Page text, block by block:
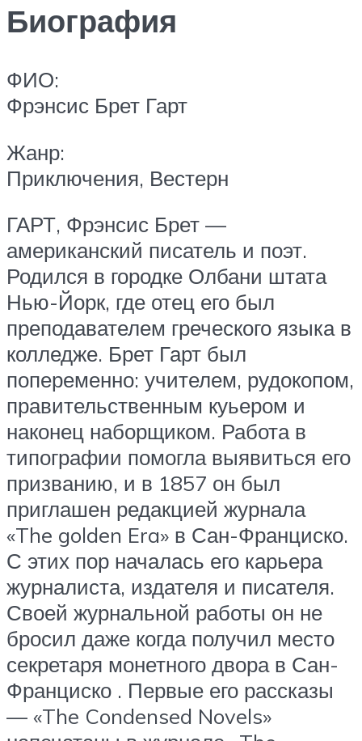
Биография
ФИО:
Фрэнсис Брет Гарт
Жанр:
Приключения, Вестерн
ГАРТ, Фрэнсис Брет —
американский писатель и поэт.
Родился в городке Олбани штата
Нью-Йорк, где отец его был
преподавателем греческого языка в
колледже. Брет Гарт был
попеременно: учителем, рудокопом,
правительственным куьером и
наконец наборщиком. Работа в
типографии помогла выявиться его
призванию, и в 1857 он был
приглашен редакцией журнала
«The golden Era» в Сан-Франциско.
С этих пор началась его карьера
журналиста, издателя и писателя.
Своей журнальной работы он не
бросил даже когда получил место
секретаря монетного двора в Сан-
Франциско . Первые его рассказы
— «The Condensed Novels»